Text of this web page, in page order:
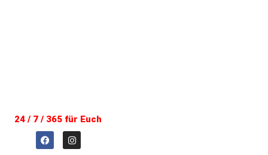
24 / 7 / 365 für Euch